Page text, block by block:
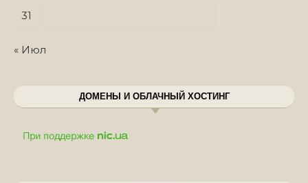
31
« Июл
ДОМЕНЫ И ОБЛАЧНЫЙ ХОСТИНГ